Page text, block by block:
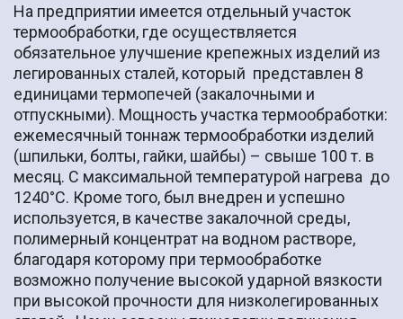
На предприятии имеется отдельный участок
термообработки, где осуществляется
обязательное улучшение крепежных изделий из
легированных сталей, который представлен 8
единицами термопечей (закалочными и
отпускными). Мощность участка термообработки:
ежемесячный тоннаж термообработки изделий
(шпильки, болты, гайки, шайбы) – свыше 100 т. в
месяц. С максимальной температурой нагрева до
1240°С. Кроме того, был внедрен и успешно
используется, в качестве закалочной среды,
полимерный концентрат на водном растворе,
благодаря которому при термообработке
возможно получение высокой ударной вязкости
при высокой прочности для низколегированных